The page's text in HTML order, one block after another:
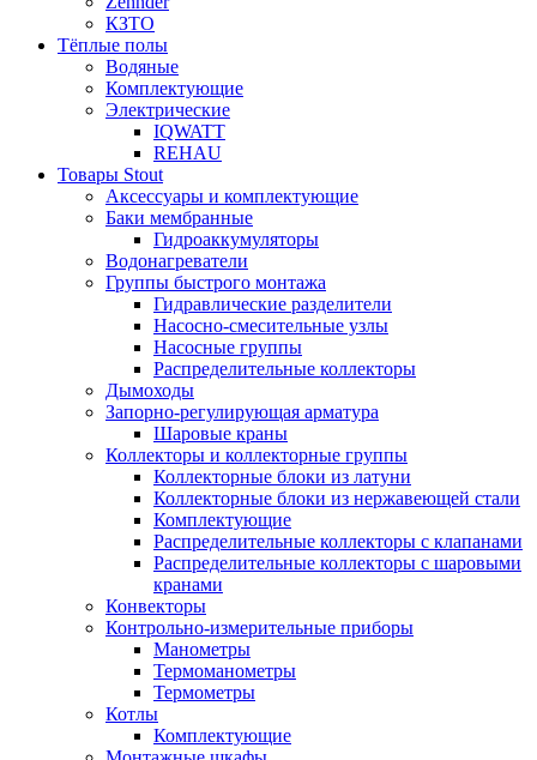
КЗТО
Тёплые полы
Водяные
Комплектующие
Электрические
IQWATT
REHAU
Товары Stout
Аксессуары и комплектующие
Баки мембранные
Гидроаккумуляторы
Водонагреватели
Группы быстрого монтажа
Гидравлические разделители
Насосно-смесительные узлы
Насосные группы
Распределительные коллекторы
Дымоходы
Запорно-регулирующая арматура
Шаровые краны
Коллекторы и коллекторные группы
Коллекторные блоки из латуни
Коллекторные блоки из нержавеющей стали
Комплектующие
Распределительные коллекторы с клапанами
Распределительные коллекторы с шаровыми
кранами
Конвекторы
Контрольно-измерительные приборы
Манометры
Термоманометры
Термометры
Котлы
Комплектующие